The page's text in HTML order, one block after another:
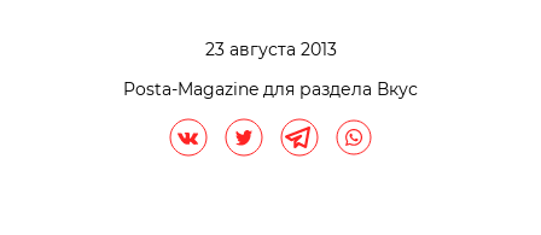
23 августа 2013
Posta-Magazine для раздела Вкус